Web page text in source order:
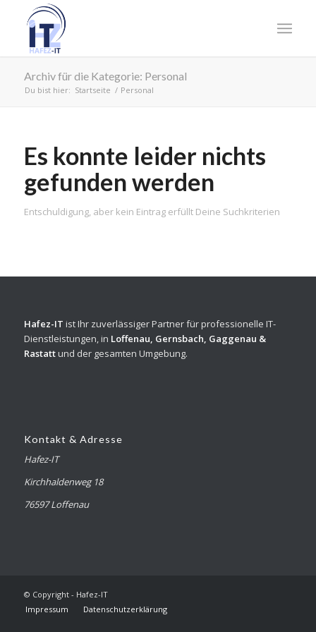
Archiv für die Kategorie: Personal
Du bist hier: Startseite / Personal
Es konnte leider nichts
gefunden werden
Entschuldigung, aber kein Eintrag erfüllt Deine Suchkriterien
Hafez-IT ist Ihr zuverlässiger Partner für professionelle IT-
Dienstleistungen, in Loffenau, Gernsbach, Gaggenau &
Rastattund der gesamten Umgebung.
Kontakt & Adresse
Hafez-IT
Kirchhaldenweg 18
76597 Loffenau
© Copyright - Hafez-IT
Impressum
Datenschutzerklärung